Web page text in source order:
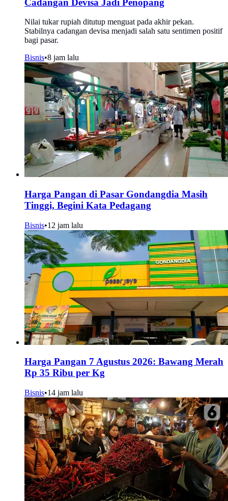
Nilai tukar rupiah ditutup menguat pada akhir pekan.
Stabilnya cadangan devisa menjadi salah satu sentimen positif
bagi pasar.
Bisnis•8 jam lalu
Harga Pangan di Pasar Gondangdia Masih
Tinggi, Begini Kata Pedagang
Bisnis•12 jam lalu
Harga Pangan 7 Agustus 2026: Bawang Merah
Rp 35 Ribu per Kg
Bisnis•14 jam lalu